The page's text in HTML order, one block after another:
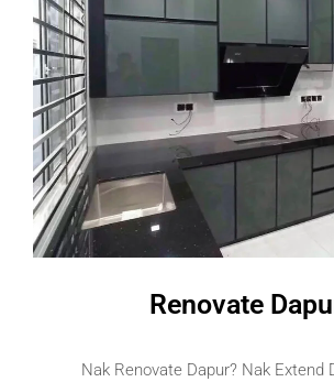
Renovate
Nak Renovate Dapur? Nak Extend